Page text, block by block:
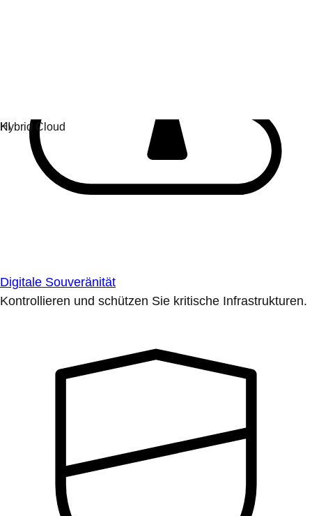
Digitale Souveränität
Kontrollieren und schützen Sie kritische Infrastrukturen.